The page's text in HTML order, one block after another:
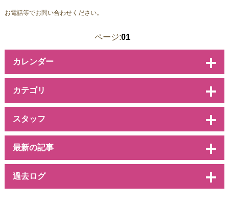
お電話等でお問い合わせください。
ページ:01
カレンダー
カテゴリ
スタッフ
最新の記事
過去ログ